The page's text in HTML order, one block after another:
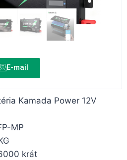
E-mail
Kamada Power 12V
MP
krát